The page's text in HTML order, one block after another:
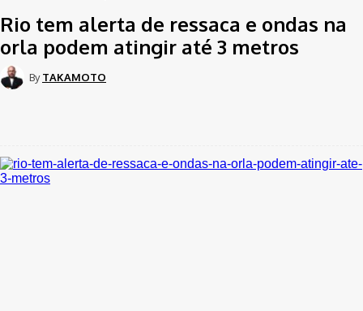
Rio tem alerta de ressaca e ondas na
orla podem atingir até 3 metros
By TAKAMOTO